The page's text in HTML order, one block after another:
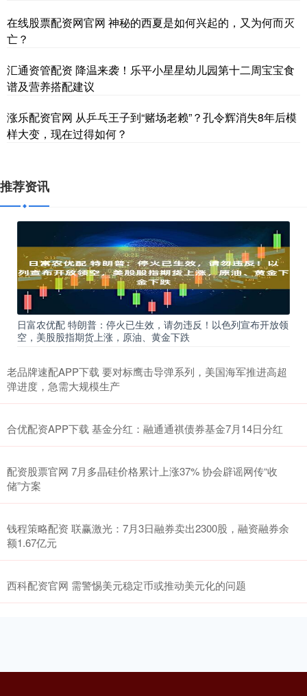
在线股票配资网官网 神秘的西夏是如何兴起的，又为何而灭
亡？
汇通资管配资 降温来袭！乐平小星星幼儿园第十二周宝宝食
谱及营养搭配建议
涨乐配资官网 从乒乓王子到“赌场老赖”？孔令辉消失8年后模
样大变，现在过得如何？
推荐资讯
日富农优配 特朗普：停火已生效，请勿违反！以色列宣布开放领
空，美股股指期货上涨，原油、黄金下跌
老品牌速配APP下载 要对标鹰击导弹系列，美国海军推进高超
弹进度，急需大规模生产
合优配资APP下载 基金分红：融通通祺债券基金7月14日分红
配资股票官网 7月多晶硅价格累计上涨37% 协会辟谣网传“收
储”方案
钱程策略配资 联赢激光：7月3日融券卖出2300股，融资融券余
额1.67亿元
西科配资官网 需警惕美元稳定币或推动美元化的问题